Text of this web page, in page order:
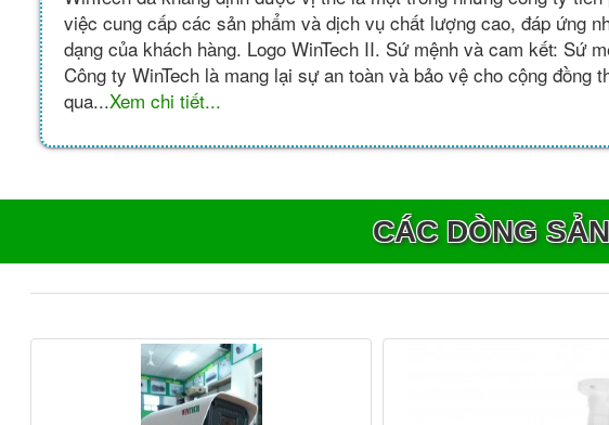
việc cung cấp các sản phẩm và dịch vụ chất lượng cao, đáp ứng
dạng của khách hàng. Logo WinTech II. Sứ mệnh và cam kết: Sứ
Công ty WinTech là mang lại sự an toàn và bảo vệ cho cộng đồng
qua...Xem chi tiết...
CÁC DÒNG